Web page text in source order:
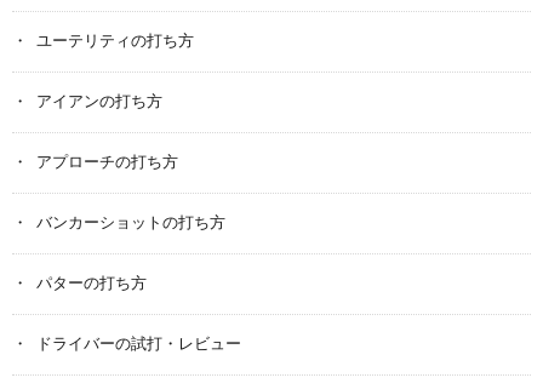
ユーテリティの打ち方
アイアンの打ち方
アプローチの打ち方
バンカーショットの打ち方
パターの打ち方
ドライバーの試打・レビュー